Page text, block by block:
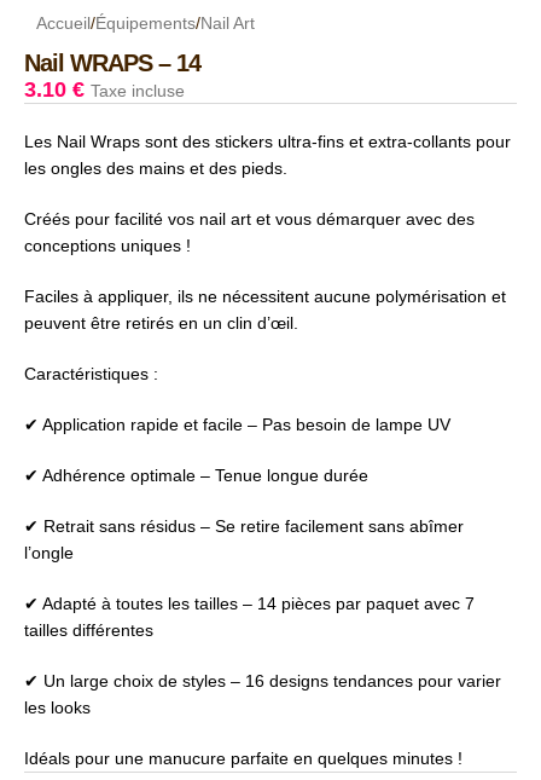
Accueil/Équipements/Nail Art
Nail WRAPS – 14
3.10 € Taxe incluse
Les Nail Wraps sont des stickers ultra-fins et extra-collants pour
les ongles des mains et des pieds.
Créés pour facilité vos nail art et vous démarquer avec des
conceptions uniques !
Faciles à appliquer, ils ne nécessitent aucune polymérisation et
peuvent être retirés en un clin d’œil.
Caractéristiques :
✔ Application rapide et facile – Pas besoin de lampe UV
✔ Adhérence optimale – Tenue longue durée
✔ Retrait sans résidus – Se retire facilement sans abîmer
l’ongle
✔ Adapté à toutes les tailles – 14 pièces par paquet avec 7
tailles différentes
✔ Un large choix de styles – 16 designs tendances pour varier
les looks
Idéals pour une manucure parfaite en quelques minutes !